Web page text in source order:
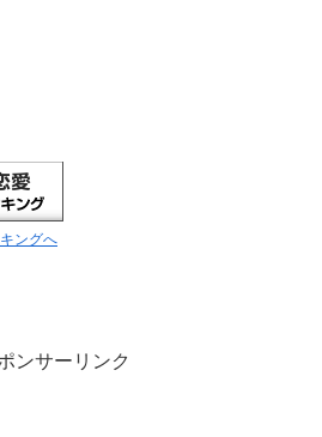
ングへ
ンサーリンク